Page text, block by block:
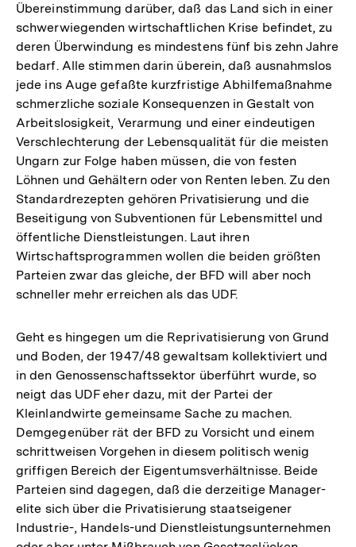
Übereinstimmung darüber, daß das Land sich in einer
schwerwiegenden wirtschaftlichen Krise befindet, zu
deren Überwindung es mindestens fünf bis zehn Jahre
bedarf. Alle stimmen darin überein, daß ausnahmslos
jede ins Auge gefaßte kurzfristige Abhilfemaßnahme
schmerzliche soziale Konsequenzen in Gestalt von
Arbeitslosigkeit, Verarmung und einer eindeutigen
Verschlechterung der Lebensqualität für die meisten
Ungarn zur Folge haben müssen, die von festen
Löhnen und Gehältern oder von Renten leben. Zu den
Standardrezepten gehören Privatisierung und die
Beseitigung von Subventionen für Lebensmittel und
öffentliche Dienstleistungen. Laut ihren
Wirtschaftsprogrammen wollen die beiden größten
Parteien zwar das gleiche, der BFD will aber noch
schneller mehr erreichen als das UDF.
Geht es hingegen um die Reprivatisierung von Grund
und Boden, der 1947/48 gewaltsam kollektiviert und
in den Genossenschaftssektor überführt wurde, so
neigt das UDF eher dazu, mit der Partei der
Kleinlandwirte gemeinsame Sache zu machen.
Demgegenüber rät der BFD zu Vorsicht und einem
schrittweisen Vorgehen in diesem politisch wenig
griffigen Bereich der Eigentumsverhältnisse. Beide
Parteien sind dagegen, daß die derzeitige Manager-
elite sich über die Privatisierung staatseigener
Industrie-, Handels-und Dienstleistungsunternehmen